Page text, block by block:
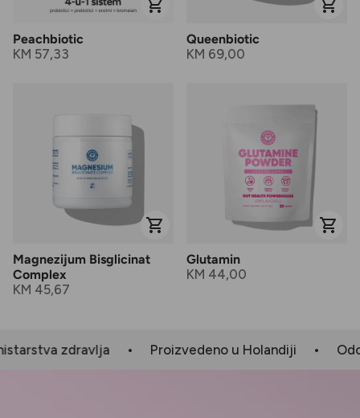
Peachbiotic
KM 57,33
Queenbiotic
KM 69,00
Magnezijum Bisglicinat
Complex
KM 45,67
Glutamin
KM 44,00
zdravlja • Proizvedeno u Holandiji •